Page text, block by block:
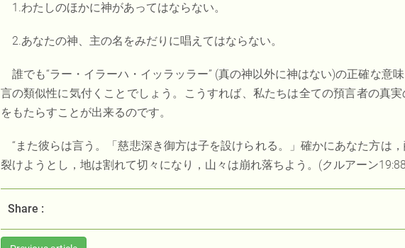
1.わたしのほかに神があってはならない。
2.あなたの神、主の名をみだりに唱えてはならない。
誰でも“ラー・イラーハ・イッラッラー” (真の神以外に神はない)の正確な意
言の類似性に気付くことでしょう。こうすれば、私たちは全ての預言者の真
をもたらすことが出来るのです。
“また彼らは言う。「慈悲深き御方は子を設けられる。」確かにあなた方は
裂けようとし，地は割れて切々になり，山々は崩れ落ちよう。(クルアーン
Share :